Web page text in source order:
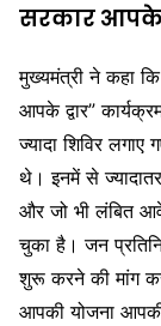
सरकार आपके
मुख्यमंत्री ने कहा
आपके द्वार”
ज्यादा शिविर
थे। इनमें से ज्यादातर
और जो भी लंबित
चुका है। जन
शुरू करने की मांग
आपकी योजना